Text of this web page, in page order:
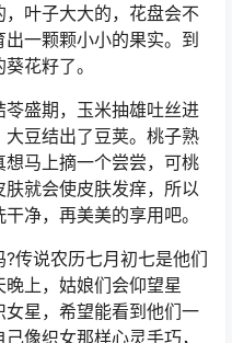
叶子大大的，花盘会不
一颗颗小小的果实。到
花籽了。
盛期，玉米抽雄吐丝进
豆结出了豆荚。桃子熟
马上摘一个尝尝，可桃
就会使皮肤发痒，所以
净，再美美的享用吧。
说农历七月初七是他们
上，姑娘们会仰望星
星，希望能看到他们一
像织女那样心灵手巧，